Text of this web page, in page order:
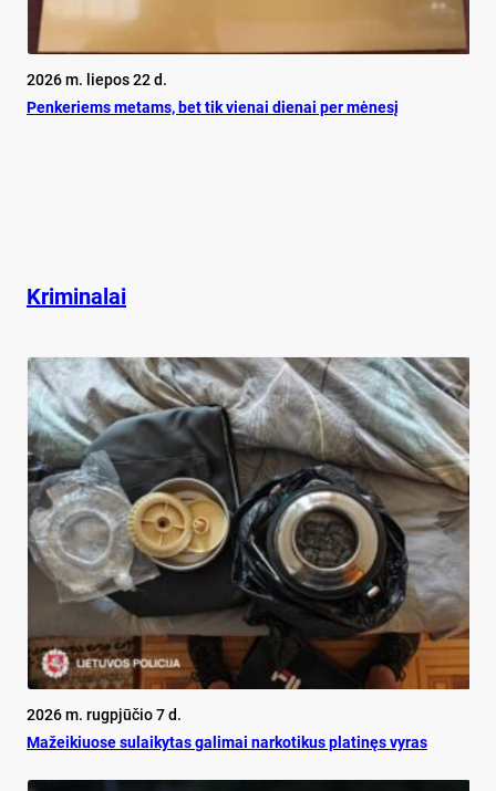
2026 m. liepos 22 d.
Pen­ke­riems me­tams, bet tik vie­nai die­nai per mė­ne­sį
Kriminalai
2026 m. rugpjūčio 7 d.
Mažeikiuose sulaikytas galimai narkotikus platinęs vyras